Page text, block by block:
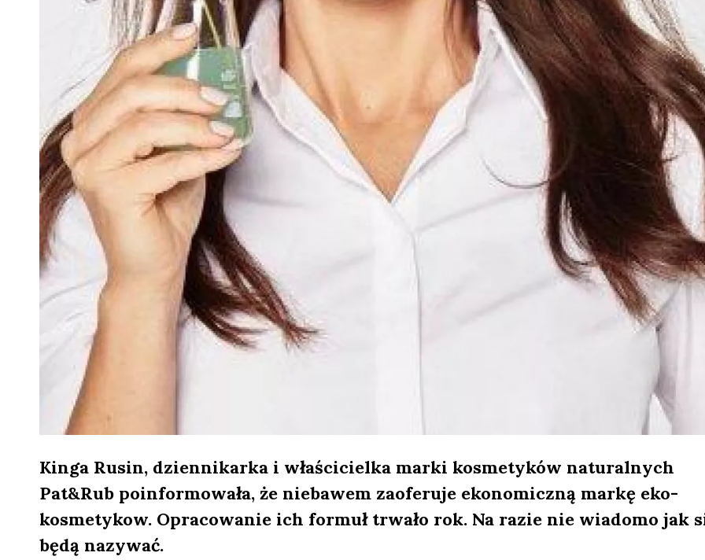
Kinga Rusin, dziennikarka i właścicielka marki kosmetyków naturalnych
Pat&Rub poinformowała, że niebawem zaoferuje ekonomiczną markę eko-
kosmetykow. Opracowanie ich formuł trwało rok. Na razie nie wiadomo jak
będą nazywać.